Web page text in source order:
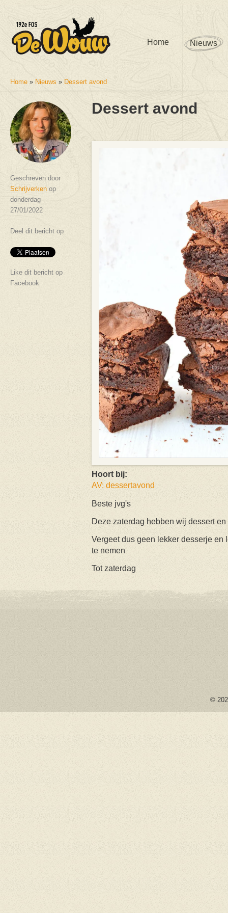
Home Nieuws
U bent hier
Home » Nieuws » Dessert avond
Geschreven door
Schrijverken op
donderdag
27/01/2022
Deel dit bericht op
Like dit bericht op
Facebook
Dessert avond
Hoort bij:
AV: dessertavond
Beste jvg's
Deze zaterdag hebben wij dessert
Vergeet dus geen lekker desserje
te nemen
Tot zaterdag
©